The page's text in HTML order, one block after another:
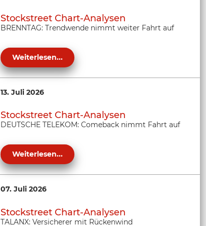
Stockstreet Chart-Analysen
BRENNTAG: Trendwende nimmt weiter Fahrt auf
Weiterlesen...
13. Juli 2026
Stockstreet Chart-Analysen
DEUTSCHE TELEKOM: Comeback nimmt Fahrt auf
Weiterlesen...
07. Juli 2026
Stockstreet Chart-Analysen
TALANX: Versicherer mit Rückenwind